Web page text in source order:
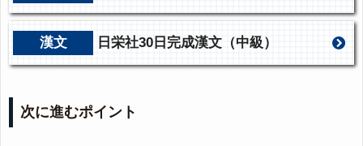
漢文 日栄社30日完成漢文（中級）
次に進むポイント